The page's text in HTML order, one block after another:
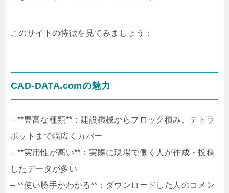
このサイトの特徴を見てみましょう：
CAD-DATA.comの魅力
– **豊富な種類**：建設機械からブロック積み、テトラ
ポットまで幅広くカバー
– **実用性が高い**：実際に現場で働く人が作成・投稿
したデータが多い
– **使い勝手がわかる**：ダウンロードした人のコメン